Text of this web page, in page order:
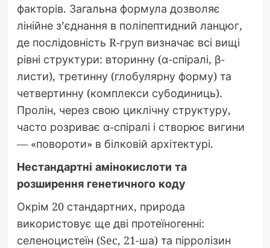
факторів. Загальна формула дозволяє
лінійне з’єднання в поліпептидний ланцюг,
де послідовність R-груп визначає всі вищі
рівні структури: вторинну (α-спіралі, β-
листи), третинну (глобулярну форму) та
четвертинну (комплекси субодиниць).
Пролін, через свою циклічну структуру,
часто розриває α-спіралі і створює вигини
— «повороти» в білковій архітектурі.
Нестандартні амінокислоти та
розширення генетичного коду
Окрім 20 стандартних, природа
використовує ще дві протеїногенні:
селеноцистеїн (Sec, 21-ша) та пірролізин